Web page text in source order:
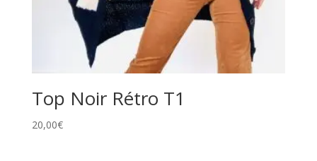
Top Noir Rétro T1
20,00€